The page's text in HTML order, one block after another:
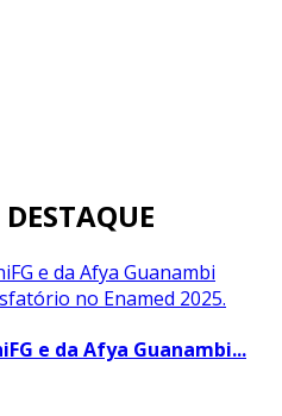
e da Afya Guanambi...